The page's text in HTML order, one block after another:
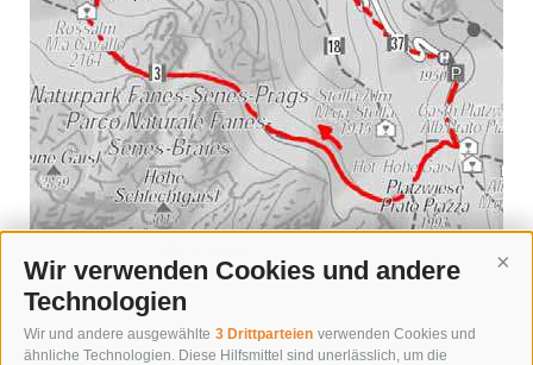
Wir verwenden Cookies und andere
Technologien
Wir und andere ausgewählte 3 Drittparteien verwenden Cookies und
ähnliche Technologien. Diese Hilfsmittel sind unerlässlich, um die
« zurück